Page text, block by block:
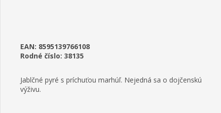
EAN: 8595139766108
Rodné číslo: 38135
Jablčné pyré s príchuťou marhúľ. Nejedná sa o dojčenskú
výživu.